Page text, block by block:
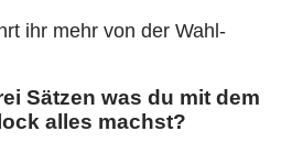
ihr mehr von der Wahl-
Sätzen was du mit dem
alles machst?